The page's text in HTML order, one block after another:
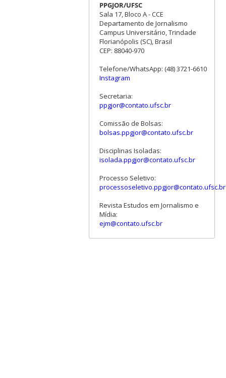
PPGJOR/UFSC
Sala 17, Bloco A - CCE
Departamento de Jornalismo
Campus Universitário, Trindade
Florianópolis (SC), Brasil
CEP: 88040-970
Telefone/WhatsApp: (48) 3721-6610
Instagram
Secretaria:
ppgjor@contato.ufsc.br
Comissão de Bolsas:
bolsas.ppgjor@contato.ufsc.br
Disciplinas Isoladas:
isolada.ppgjor@contato.ufsc.br
Processo Seletivo:
processoseletivo.ppgjor@contato.ufsc.br
Revista Estudos em Jornalismo e
Mídia:
ejm@contato.ufsc.br